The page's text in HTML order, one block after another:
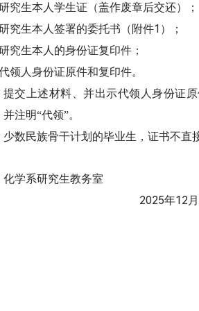
研究生本人学生证（盖作废章后交还）；
研究生本人签署的委托书（附件1 ）；
研究生本人的身份证复印件；
领人身份证原件和复印件。
提交上述材料、并出示代领人身份证
注明“代领”。
少数民族骨干计划的毕业生，证书不直
化学系研究生教务室
2025年12 月